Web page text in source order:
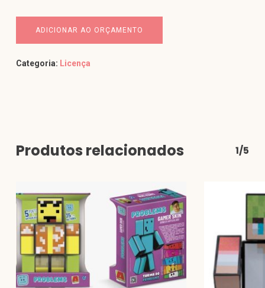
ADICIONAR AO ORÇAMENTO
Categoria: Licença
Produtos relacionados 1/5